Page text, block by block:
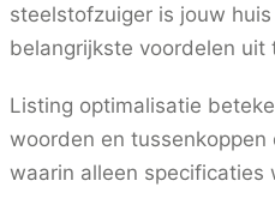
steelstofzuiger is jouw
belangrijkste voordelen uit
Listing optimalisatie
woorden en
waarin alleen specificaties